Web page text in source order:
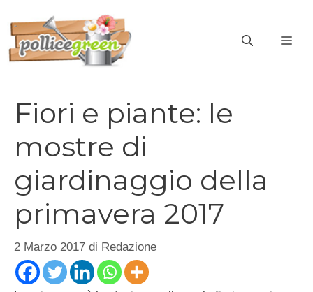
contenuto
Fiori e piante: le
mostre di
giardinaggio della
primavera 2017
2 Marzo 2017 di Redazione